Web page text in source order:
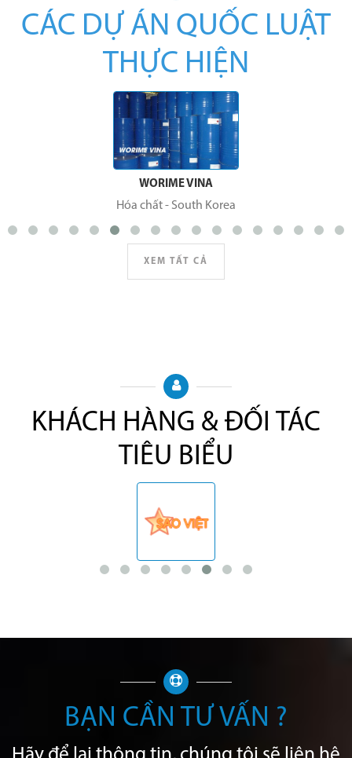
CÁC DỰ ÁN QUỐC LUẬT
THỰC HIỆN
WORIME VINA
Hóa chất - South Korea
XEM TẤT CẢ
KHÁCH HÀNG & ĐỐI TÁC
TIÊU BIỂU
BẠN CẦN TƯ VẤN ?